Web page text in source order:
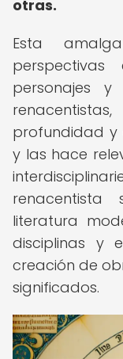
otras.
Esta
personajes
profundidad y
y las hace
literatura
disciplinas y
creación de
significados.